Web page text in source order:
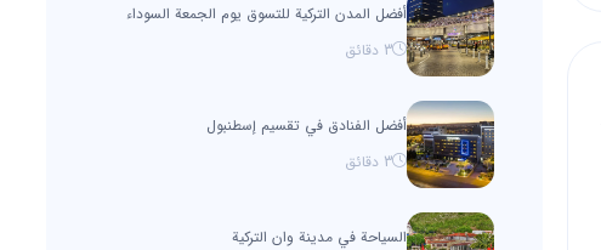
أفضل المدن التركية للتسوق يوم الجمعة السوداء
3 دقائق
أفضل الفنادق في تقسيم إسطنبول
3 دقائق
السياحة في مدينة وان التركية